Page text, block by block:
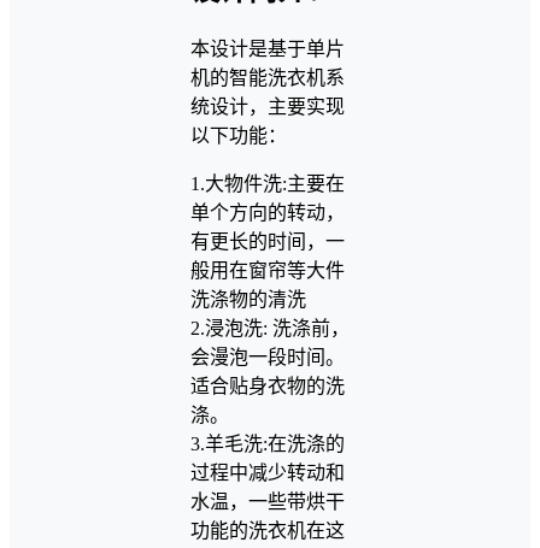
本设计是基于单片
机的智能洗衣机系
统设计，主要实现
以下功能：
1.大物件洗:主要在
单个方向的转动，
有更长的时间，一
般用在窗帘等大件
洗涤物的清洗
2.浸泡洗: 洗涤前，
会漫泡一段时间。
适合贴身衣物的洗
涤。
3.羊毛洗:在洗涤的
过程中减少转动和
水温，一些带烘干
功能的洗衣机在这